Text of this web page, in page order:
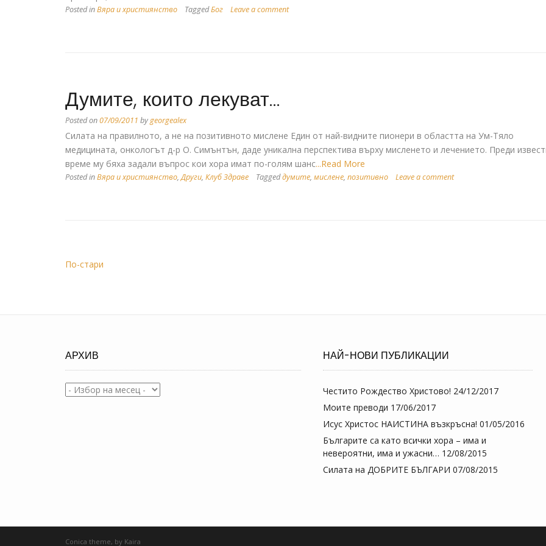
Posted inВяра и християнство TaggedБог Leave a comment
Думите, които лекуват…
Posted on07/09/2011 bygeorgealex
Силата на правилното, а не на позитивното мислене Един от най-видните пионери в областта на Ум-Тяло
медицината, онкологът д-р О. Симънтън, даде уникална перспектива върху мисленето и лечението. Преди
време му бяха задали въпрос кои хора имат по-голям шанс...Read More
Posted inВяра и християнство,Други, Клуб Здраве Taggedдумите, мислене, позитивно Leave a comment
По-стари
АРХИВ
Архив
НАЙ-НОВИ ПУБЛИКАЦИИ
Честито Рождество Христово! 24/12/2017
Моите преводи 17/06/2017
Исус Христос НАИСТИНА възкръсна! 01/05/2016
Българите са като всички хора – има и
невероятни, има и ужасни… 12/08/2015
Силата на ДОБРИТЕ БЪЛГАРИ 07/08/2015
Conica theme, by Kaira